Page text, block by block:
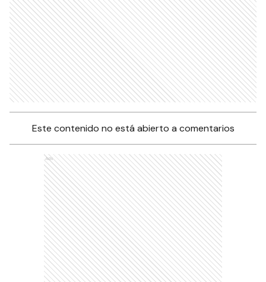
Este contenido no está abierto a comentarios
Ads